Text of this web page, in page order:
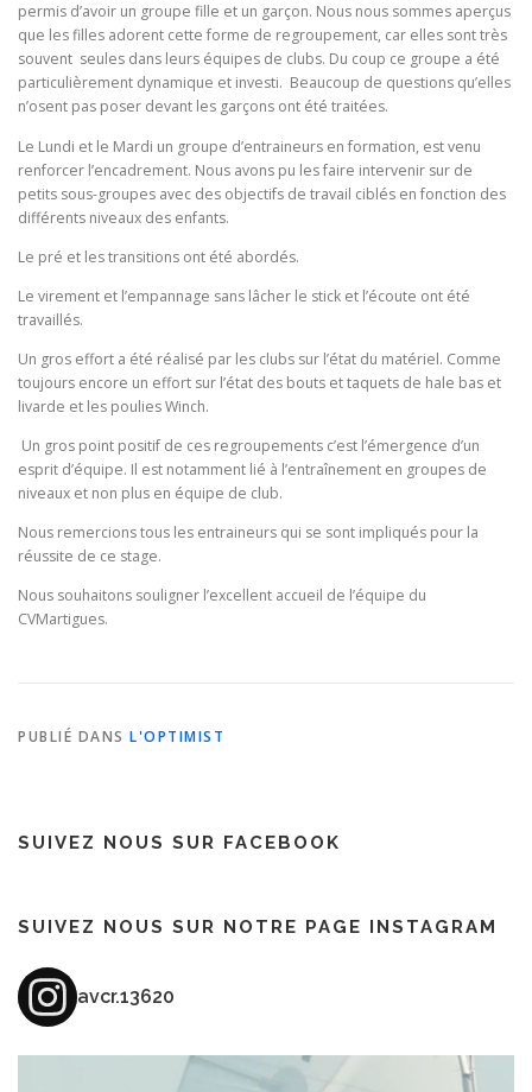
permis d’avoir un groupe fille et un garçon. Nous nous sommes aperçus
que les filles adorent cette forme de regroupement, car elles sont très
souvent seules dans leurs équipes de clubs. Du coup ce groupe a été
particulièrement dynamique et investi. Beaucoup de questions qu’elles
n’osent pas poser devant les garçons ont été traitées.
Le Lundi et le Mardi un groupe d’entraineurs en formation, est venu
renforcer l’encadrement. Nous avons pu les faire intervenir sur de
petits sous-groupes avec des objectifs de travail ciblés en fonction des
différents niveaux des enfants.
Le pré et les transitions ont été abordés.
Le virement et l’empannage sans lâcher le stick et l’écoute ont été
travaillés.
Un gros effort a été réalisé par les clubs sur l’état du matériel. Comme
toujours encore un effort sur l’état des bouts et taquets de hale bas et
livarde et les poulies Winch.
Un gros point positif de ces regroupements c’est l’émergence d’un
esprit d’équipe. Il est notamment lié à l’entraînement en groupes de
niveaux et non plus en équipe de club.
Nous remercions tous les entraineurs qui se sont impliqués pour la
réussite de ce stage.
Nous souhaitons souligner l’excellent accueil de l’équipe du
CVMartigues.
PUBLIÉ DANS L'OPTIMIST
SUIVEZ NOUS SUR FACEBOOK
SUIVEZ NOUS SUR NOTRE PAGE INSTAGRAM
avcr.13620